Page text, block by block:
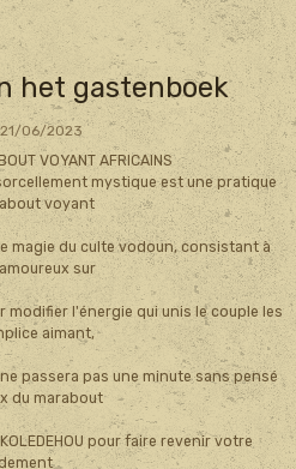
het gastenboek
21/06/2023
VOYANT AFRICAINS
mystique est une pratique
voyant
magie du culte vodoun, consistant à
sur
l'énergie qui unis le couple les
aimant,
passera pas une minute sans pensé
du marabout
pour faire revenir votre